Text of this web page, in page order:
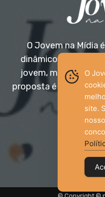
O Jovem na Mídia
dinâmico e
jovem, mas aberto a
proposta é trazer
olhar
Entre
O
site.